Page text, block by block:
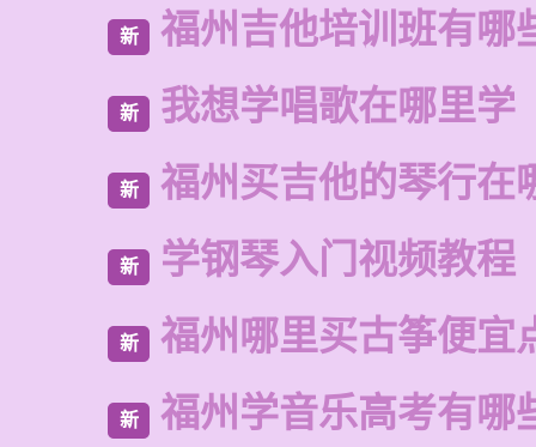
新 福州吉他培训班有哪
新 我想学唱歌在哪里学
新 福州买吉他的琴行在
新 学钢琴入门视频教程
新 福州哪里买古筝便宜
新 福州学音乐高考有哪